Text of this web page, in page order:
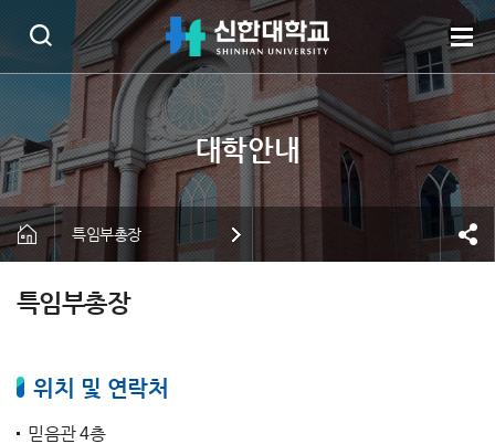
특임부총장
특임부총장
위치 및 연락처
믿음관 4층